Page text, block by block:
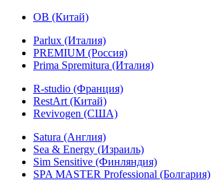
OB (Китай)
Parlux (Италия)
PREMIUM (Россия)
Prima Spremitura (Италия)
R-studio (Франция)
RestArt (Китай)
Revivogen (США)
Satura (Англия)
Sea & Energy (Израиль)
Sim Sensitive (Финляндия)
SPA MASTER Professional (Болгария)